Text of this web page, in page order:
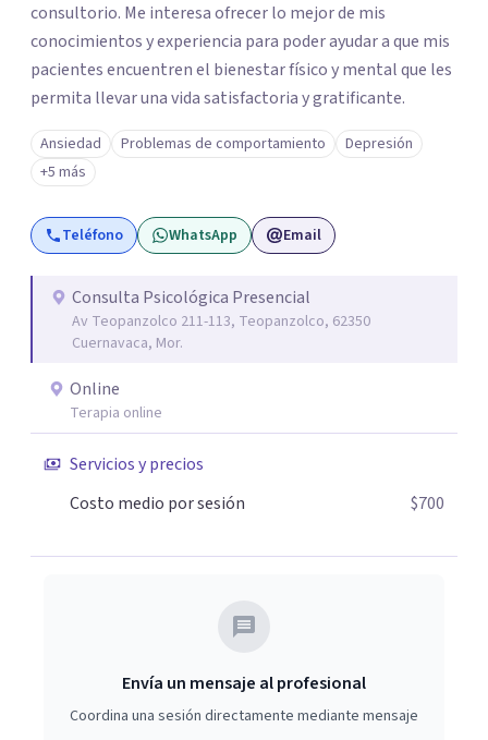
consultorio. Me interesa ofrecer lo mejor de mis
conocimientos y experiencia para poder ayudar a que mis
pacientes encuentren el bienestar físico y mental que les
permita llevar una vida satisfactoria y gratificante.
Ansiedad Problemas de comportamiento
Depresión
+5 más
Teléfono WhatsApp Email
Consulta Psicológica Presencial
Av Teopanzolco 211-113, Teopanzolco, 62350
Cuernavaca, Mor.
Online
Terapia online
Servicios y precios
Costo medio por sesión
$700
Envía un mensaje al profesional
Coordina una sesión directamente mediante mensaje